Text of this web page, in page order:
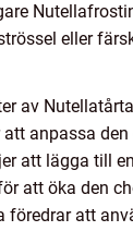
eller
av
anpassa den
att lägga till
att öka den
föredrar att